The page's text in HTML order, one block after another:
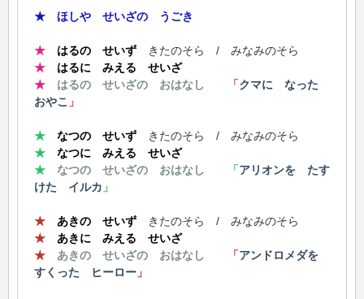
★ ほしや せいざの うごき
★ はるの せいず きたのそら / みなみのそら
★ はるに みえる せいざ
★ はるの せいざの おはなし 「クマに なった
おやこ 」
★ なつの せいず きたのそら / みなみのそら
★ なつに みえる せいざ
★ なつの せいざの おはなし 「アリオンを たす
けた イルカ 」
★ あきの せいず きたのそら / みなみのそら
★ あきに みえる せいざ
★ あきの せいざの おはなし 「アンドロメダを
すくった ヒーロー 」